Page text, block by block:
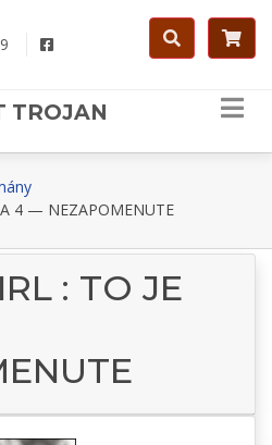
TROJAN
4 — NEZAPOMENUTE
: TO JE